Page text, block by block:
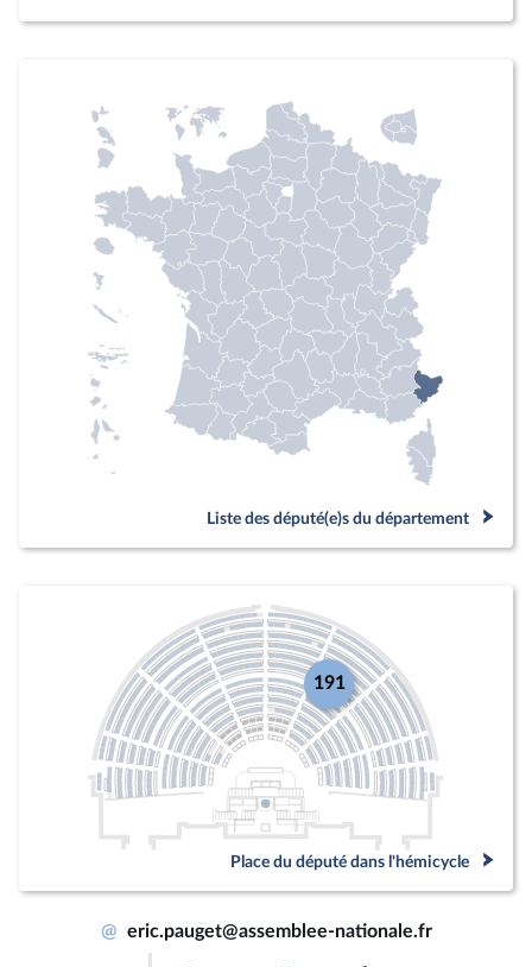
Liste des député(e)s du département
191
Place du député dans l'hémicycle
@ eric.pauget@assemblee-nationale.fr